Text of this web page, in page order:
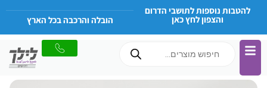
לתוכןלהטבות נוספות לתושבי הדרום
והצפון לחץ כאן הובלה והרכבה בכל הארץ